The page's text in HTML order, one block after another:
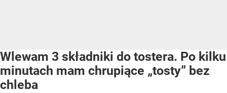
Wlewam 3 składniki do tostera. Po kilku
minutach mam chrupiące „tosty” bez
chleba